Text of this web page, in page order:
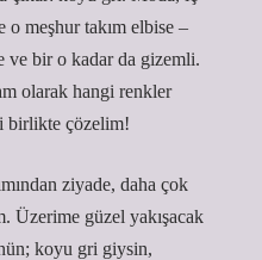
o meşhur takım elbise –
ve bir o kadar da gizemli.
olarak hangi renkler
birlikte çözelim!
ziyade, daha çok
Üzerime güzel yakışacak
koyu gri giysin,